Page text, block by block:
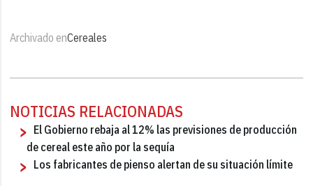
Archivado enCereales
NOTICIAS RELACIONADAS
El Gobierno rebaja al 12% las previsiones de producción
de cereal este año por la sequía
Los fabricantes de pienso alertan de su situación límite